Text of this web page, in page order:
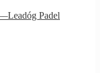
Padel